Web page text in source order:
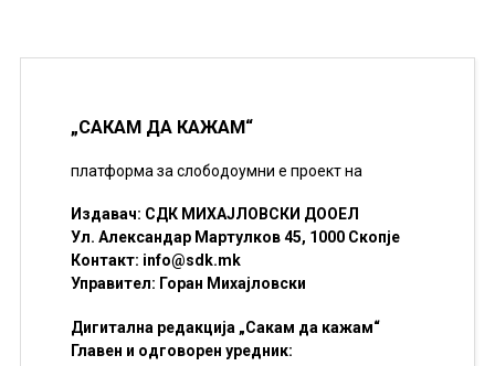
„САКАМ ДА КАЖАМ“
платформа за слободоумни е проект на
Издавач: СДК МИХАЈЛОВСКИ ДООЕЛ
Ул. Александар Мартулков 45, 1000 Скопје
Контакт: info@sdk.mk
Управител: Горан Михајловски
Дигитална редакција „Сакам да кажам“
Главен и одговорен уредник: